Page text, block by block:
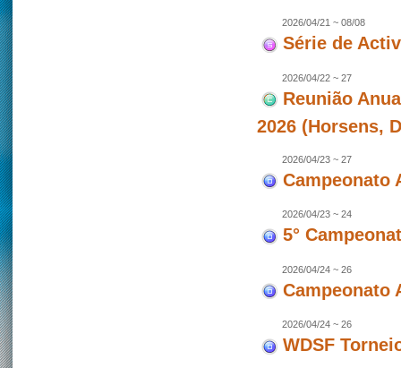
2026/04/21 ~ 08/08
Série de
2026/04/22 ~ 27
Reunião
2026 (Horsens,
2026/04/23 ~ 27
Campeonato
2026/04/23 ~ 24
5°
2026/04/24 ~ 26
Campeonato
2026/04/24 ~ 26
WDSF